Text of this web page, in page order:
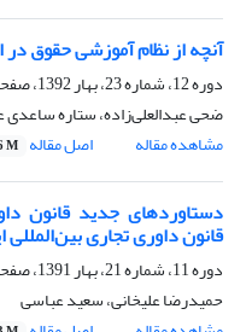
آنچه از نظام آموزشی حقوق
دوره 12، شماره 23، بهار 1392، صفحه
ضحی عبدالعلی‌زاده، ستاره ساعدی
مشاهده مقاله
اصل مقاله M
قانون داوری تجاری بین‌المللی
دوره 11، شماره 21، بهار 1391، صفحه
حمیدرضا علیخانی، سعید عباسی